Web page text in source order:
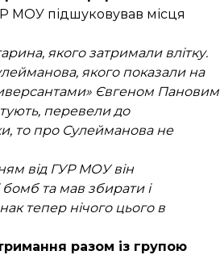
МОУ підшуковував місця
якого затримали влітку.
якого показали на
Євгеном Пановим
перевели до
то про Сулейманова не
від ГУР МОУ він
та мав збирати і
тепер нічого цього в
разом із групою